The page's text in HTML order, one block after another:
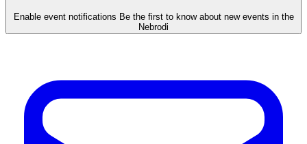
Enable event notifications Be the first to know about new events in the
Nebrodi